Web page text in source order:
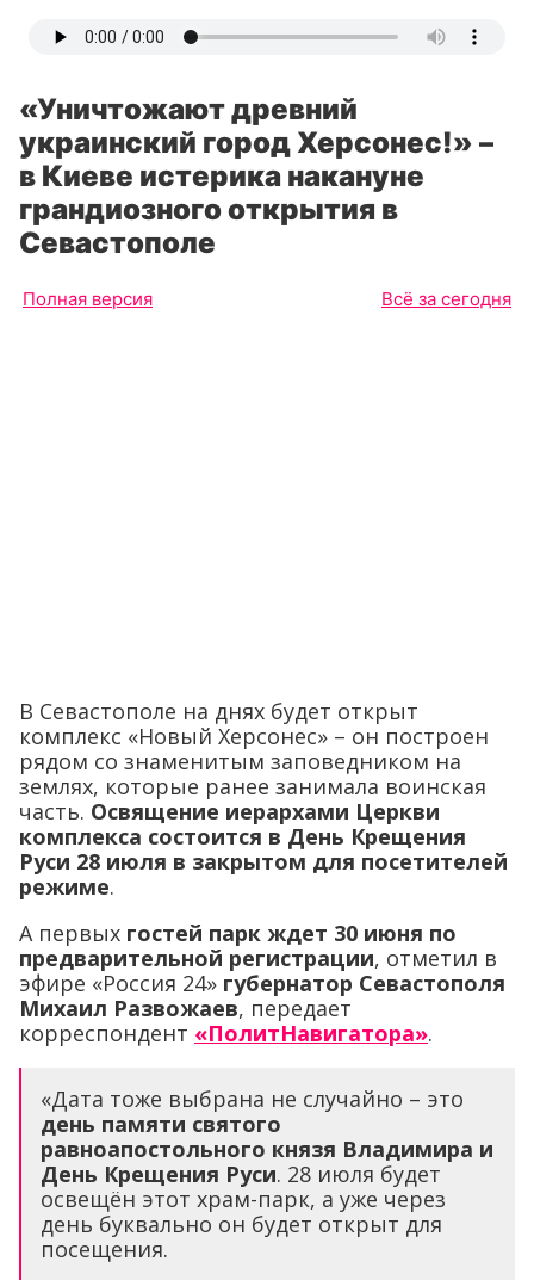
«Уничтожают древний
украинский город Херсонес!» –
в Киеве истерика накануне
грандиозного открытия в
Севастополе
Полная версия Всё за сегодня
В Севастополе на днях будет открыт
комплекс «Новый Херсонес» – он построен
рядом со знаменитым заповедником на
землях, которые ранее занимала воинская
часть. Освящение иерархами Церкви
комплекса состоится в День Крещения
Руси 28 июля в закрытом для посетителей
режиме.
А первых гостей парк ждет 30 июня по
предварительной регистрации, отметил в
эфире «Россия 24» губернатор Севастополя
Михаил Развожаев, передает
корреспондент «ПолитНавигатора».
«Дата тоже выбрана не случайно – это
день памяти святого
равноапостольного князя Владимира и
День Крещения Руси. 28 июля будет
освещён этот храм-парк, а уже через
день буквально он будет открыт для
посещения.